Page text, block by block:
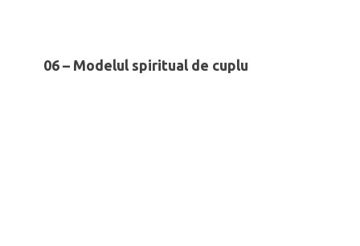
06 – Modelul spiritual de cuplu